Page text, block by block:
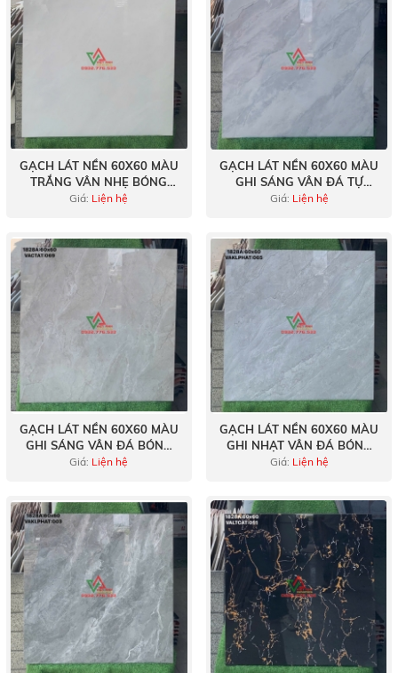
GẠCH LÁT NỀN 60X60 MÀU
TRẮNG VÂN NHẸ BÓNG
KÍNH
Giá: Liện hệ
GẠCH LÁT NỀN 60X60 MÀU
GHI SÁNG VÂN ĐÁ TỰ
NHIÊN
Giá: Liện hệ
GẠCH LÁT NỀN 60X60 MÀU
GHI SÁNG VÂN ĐÁ BÓNG
KÍNH
Giá: Liện hệ
GẠCH LÁT NỀN 60X60 MÀU
GHI NHẠT VÂN ĐÁ BÓNG
KÍNH
Giá: Liện hệ